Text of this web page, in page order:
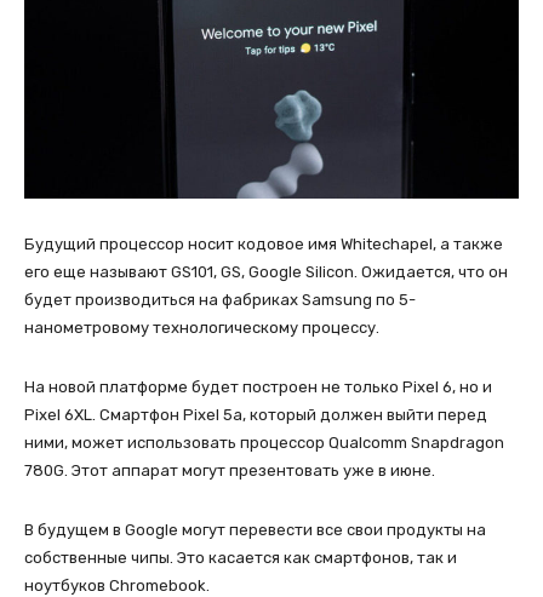
Будущий процессор носит кодовое имя Whitechapel, а также
его еще называют GS101, GS, Google Silicon. Ожидается, что он
будет производиться на фабриках Samsung по 5-
нанометровому технологическому процессу.
На новой платформе будет построен не только Pixel 6, но и
Pixel 6XL. Смартфон Pixel 5a, который должен выйти перед
ними, может использовать процессор Qualcomm Snapdragon
780G. Этот аппарат могут презентовать уже в июне.
В будущем в Google могут перевести все свои продукты на
собственные чипы. Это касается как смартфонов, так и
ноутбуков Chromebook.